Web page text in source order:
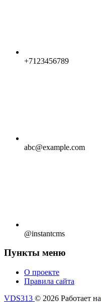
+7123456789
abc@example.com
@instantcms
Пункты меню
О проекте
Правила сайта
VDS313 © 2026 Работает на